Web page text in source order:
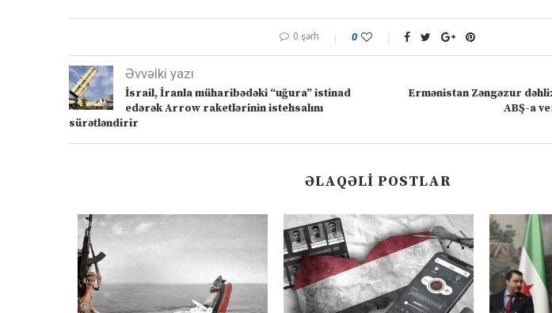
0 şərh 0
Əvvəlki yazı
İsrail, İranla müharibədəki “uğura” istinad
edərək Arrow raketlərinin istehsalını
sürətləndirir
Ermənistan Zəngəzur
ABŞ-a
ƏLAQƏLI POSTLAR